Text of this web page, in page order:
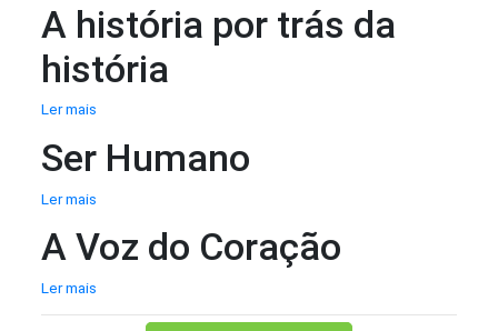
A história por trás da
história
Ler mais
Ser Humano
Ler mais
A Voz do Coração
Ler mais